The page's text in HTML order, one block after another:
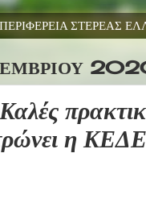
ΠΕΡΙΦΕΡΕΙΑ ΣΤΕΡΕΑΣ
η ΚΕΔΕ